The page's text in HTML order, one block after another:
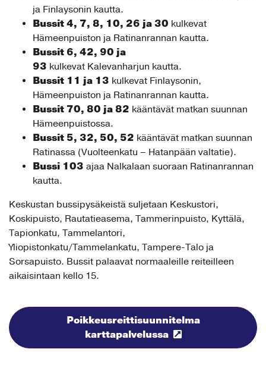
ja Finlaysonin kautta.
Bussit 4, 7, 8, 10, 26 ja 30 kulkevat
Hämeenpuiston ja Ratinanrannan kautta.
Bussit 6, 42, 90 ja
93 kulkevat Kalevanharjun kautta.
Bussit 11 ja 13 kulkevat Finlaysonin,
Hämeenpuiston ja Ratinanrannan kautta.
Bussit 70, 80 ja 82 kääntävät matkan suunnan
Hämeenpuistossa.
Bussit 5, 32, 50, 52 kääntävät matkan suunnan
Ratinassa (Vuolteenkatu – Hatanpään valtatie).
Bussi 103 ajaa Nalkalaan suoraan Ratinanrannan
kautta.
Keskustan bussipysäkeistä suljetaan Keskustori,
Koskipuisto, Rautatieasema, Tammerinpuisto, Kyttälä,
Tapionkatu, Tammelantori,
Yliopistonkatu/Tammelankatu, Tampere-Talo ja
Sorsapuisto. Bussit palaavat normaaleille reiteilleen
aikaisintaan kello 15.
Poikkeusreittisuunnitelma
karttapalvelussa